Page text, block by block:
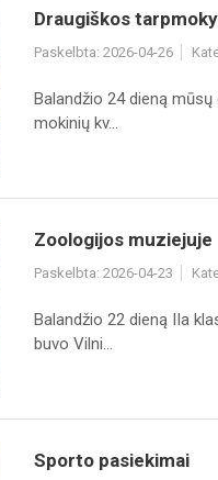
Draugiškos
Paskelbta: 2026-04-26
Balandžio 24 dieną
mokinių kv...
Zoologijos muziejuje
Paskelbta: 2026-04-23
Balandžio 22 dieną IIa
buvo Vilni...
Sporto pasiekimai